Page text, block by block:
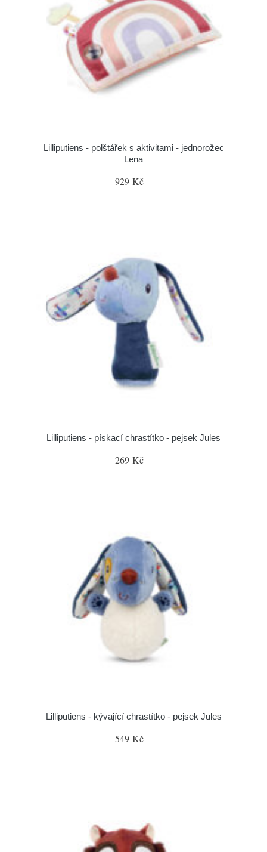
Lilliputiens - polštářek s aktivitami - jednorožec
Lena
929 Kč
Lilliputiens - pískací chrastítko - pejsek Jules
269 Kč
Lilliputiens - kývající chrastítko - pejsek Jules
549 Kč